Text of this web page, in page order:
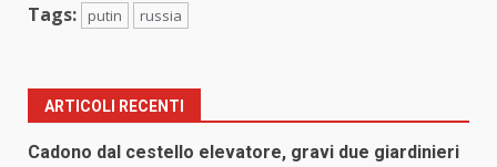
Tags: putin russia
ARTICOLI RECENTI
Cadono dal cestello elevatore, gravi due giardinieri